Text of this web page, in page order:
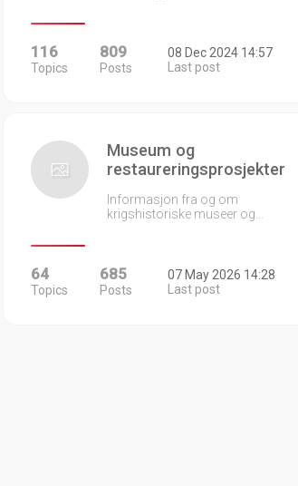
116
Topics
809
Posts
08 Dec 2024 14:57
Last post
Museum og
restaureringsprosjekter
Informasjon fra og om
krigshistoriske museer og…
64
Topics
685
Posts
07 May 2026 14:28
Last post